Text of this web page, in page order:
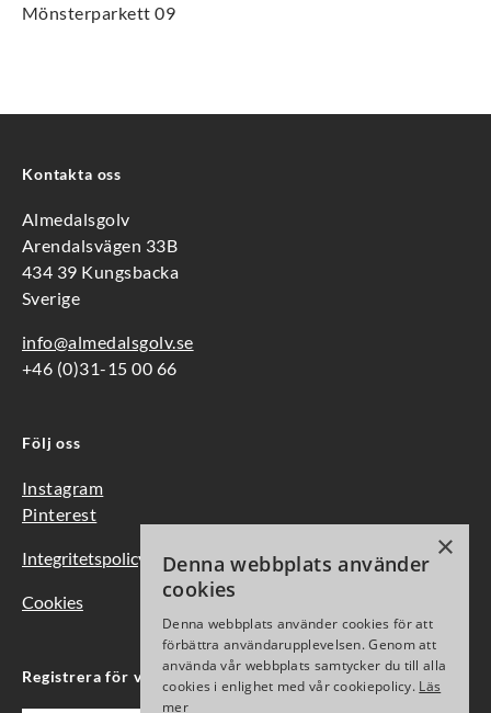
Mönsterparkett 09
Kontakta oss
Almedalsgolv
Arendalsvägen 33B
434 39 Kungsbacka
Sverige
info@almedalsgolv.se
+46 (0)31-15 00 66
Följ oss
Instagram
Pinterest
Integritetspolicy
Cookies
Registrera för vårt nyhetsbrev
×
Denna webbplats använder
cookies
Denna webbplats använder cookies för att
förbättra användarupplevelsen. Genom att
använda vår webbplats samtycker du till alla
cookies i enlighet med vår cookiepolicy. Läs
mer